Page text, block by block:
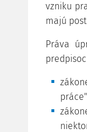
vzniku
majú
Práva